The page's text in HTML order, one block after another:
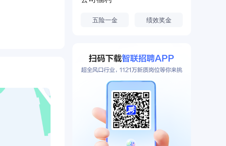
五险一金 绩效奖金